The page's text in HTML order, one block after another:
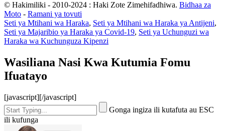
© Hakimiliki - 2010-2024 : Haki Zote Zimehifadhiwa. Bidhaa za
Moto - Ramani ya tovuti
Seti ya Mtihani wa Haraka, Seti ya Mtihani wa Haraka ya Antijeni,
Seti ya Majaribio ya Haraka ya Covid-19, Seti ya Uchunguzi wa
Haraka wa Kuchunguza Kipenzi
Wasiliana Nasi Kwa Kutumia Fomu
Ifuatayo
[javascript][/javascript]
Gonga ingiza ili kutafuta au ESC
ili kufunga